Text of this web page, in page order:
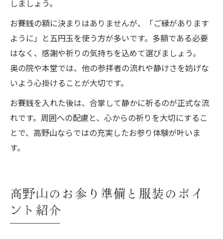
しましょう。
お賽銭の額に決まりはありませんが、「ご縁があります
ように」と五円玉を使う方が多いです。多額である必要
はなく、感謝や祈りの気持ちを込めて選びましょう。
奥の院や本堂では、他の参拝者の流れや静けさを妨げな
いよう心掛けることが大切です。
お賽銭を入れた後は、合掌して静かに祈るのが正式な流
れです。周囲への配慮と、心からの祈りを大切にするこ
とで、高野山ならではの充実したお参り体験が叶いま
す。
高野山のお参り準備と服装のポイ
ント紹介